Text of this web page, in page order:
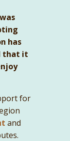
has
that it
for
and